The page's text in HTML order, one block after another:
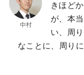
きほど
が、本
い、周
なことに、周り